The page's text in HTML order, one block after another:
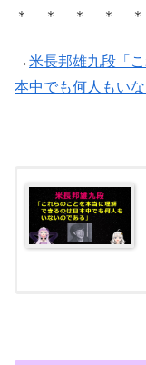
＊ ＊ ＊ ＊ ＊
→米長邦雄九段「
本中でも何人もいな